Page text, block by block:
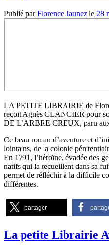
Publié parFlorence Jaunez le 28
LA PETITE LIBRAIRIE de
reçoit Agnès CLANCIER pour
DE L’ARBRE CREUX, paru
Ce beau roman d’aventure et
lointains, de la colonie
En 1791, l’héroïne, évadée des
natifs qui la recueillent dans sa
permet de réfléchir à la difficile
différentes.
partager
La petite Librairie